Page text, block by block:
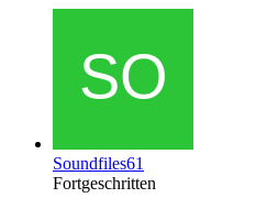
Soundfiles61
Fortgeschritten